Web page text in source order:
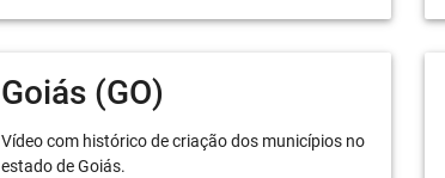
Goiás (GO)
Vídeo com histórico de criação dos municípios no
estado de Goiás.